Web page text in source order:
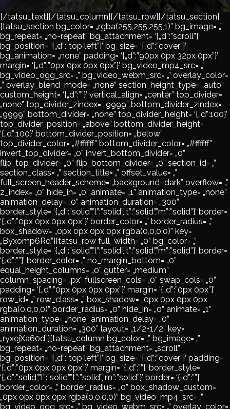
[/tatsu_text][/tatsu_column][/tatsu_row][/tatsu_section]
[tatsu_section bg_color= „rgba(255,255,255,1)” bg_image= „”
bg_repeat= „no-repeat” bg_attachment= ‘{„d”:”scroll”}’
bg_position= ‘{„d”:”top left”}’ bg_size= ‘{„d”:”cover”}’
bg_animation= „none” padding= ‘{„d”:”90px 0px 32px 0px”}’
margin= ‘{„d”:”0px 0px 0px 0px”}’ bg_video_mp4_src= „”
bg_video_ogg_src= „” bg_video_webm_src= „” overlay_color=
„” overlay_blend_mode= „none” section_height_type= „auto”
custom_height= ‘{„d”:””}’ vertical_align= „center” top_divider=
„none” top_divider_zindex= „9999” bottom_divider_zindex=
„9999” bottom_divider= „none” top_divider_height= ‘{„d”:100}’
top_divider_position= „above” bottom_divider_height=
‘{„d”:100}’ bottom_divider_position= „below”
top_divider_color= „#ffffff” bottom_divider_color= „#ffffff”
invert_top_divider= „0” invert_bottom_divider= „0”
flip_top_divider= „0” flip_bottom_divider= „0” section_id= „”
section_class= „” section_title= „” offset_value= „”
full_screen_header_scheme= „background–dark” overflow= „”
z_index= „0” hide_in= „0” animate= „1” animation_type= „none”
animation_delay= „0” animation_duration= „300”
border_style= ‘{„d”:”solid”,”l”:”solid”,”t”:”solid”,”m”:”solid”}’ border=
‘{„d”:”0px 0px 0px 0px”}’ border_color= „” border_radius= „”
box_shadow= „0px 0px 0px 0px rgba(0,0,0,0)” key=
„Byxomp6Rd”][tatsu_row full_width= „0” bg_color= „”
border_style= ‘{„d”:”solid”,”l”:”solid”,”t”:”solid”,”m”:”solid”}’ border=
‘{„d”:””}’ border_color= „” no_margin_bottom= „0”
equal_height_columns= „0” gutter= „medium”
column_spacing= „px” fullscreen_cols= „0” swap_cols= „0”
padding= ‘{„d”:”0px 0px 0px 0px”}’ margin= ‘{„d”:”0px 0px”}’
row_id= „” row_class= „” box_shadow= „0px 0px 0px 0px
rgba(0,0,0,0)” border_radius= „0” hide_in= „0” animate= „1”
animation_type= „none” animation_delay= „0”
animation_duration= „300” layout= „1/2+1/2” key=
„ryxejXa60d”][tatsu_column bg_color= „” bg_image= „”
bg_repeat= „no-repeat” bg_attachment= „scroll”
bg_position= ‘{„d”:”top left”}’ bg_size= ‘{„d”:”cover”}’ padding=
‘{„d”:”0px 0px 0px 0px”}’ margin= ‘{„d”:””}’ border_style=
‘{„d”:”solid”,”l”:”solid”,”t”:”solid”,”m”:”solid”}’ border= ‘{„d”:””}’
border_color= „” border_radius= „0” box_shadow_custom=
„0px 0px 0px 0px rgba(0,0,0,0)” bg_video_mp4_src= „”
bg_video_ogg_src= „” bg_video_webm_src= „” overlay_color=